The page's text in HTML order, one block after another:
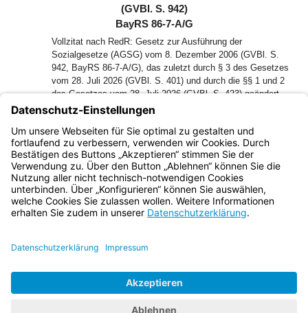
(GVBl. S. 942)
BayRS 86-7-A/G
Vollzitat nach RedR: Gesetz zur Ausführung der
Sozialgesetze (AGSG) vom 8. Dezember 2006 (GVBl. S.
942, BayRS 86-7-A/G), das zuletzt durch § 3 des Gesetzes
vom 28. Juli 2026 (GVBl. S. 401) und durch die §§ 1 und 2
des Gesetzes vom 28. Juli 2026 (GVBl. S. 423) geändert
worden ist
Der Landtag des Freistaates Bayern hat das folgende Gesetz
beschlossen, das hiermit bekannt gemacht wird:
Bayern.de
BayernPortal
Impressum